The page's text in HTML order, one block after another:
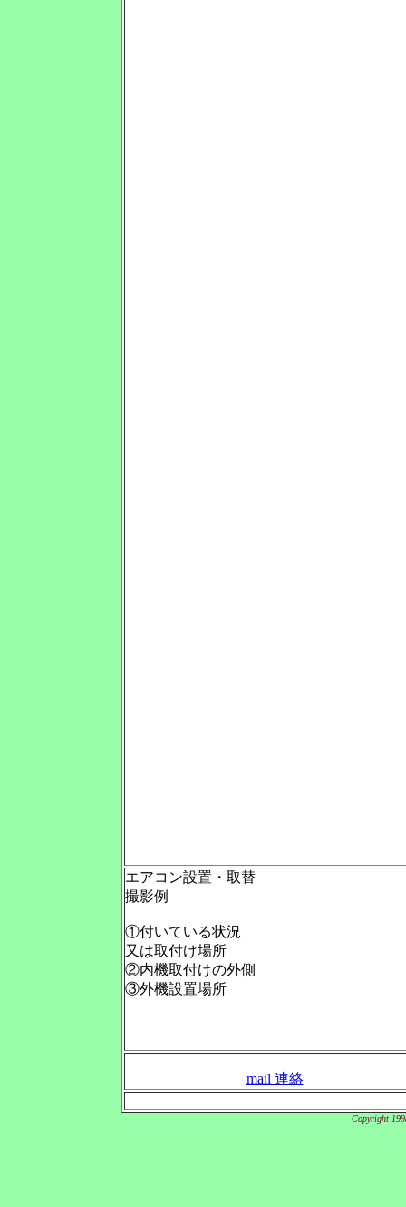
エアコン設置・取替
撮影例
①付いている状況
又は取付け場所
②内機取付けの外側
③外機設置場所
mail 連絡
Copyright